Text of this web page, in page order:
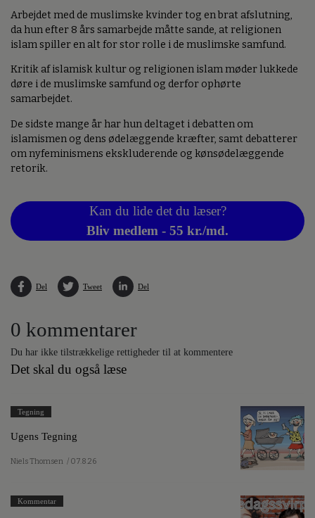
Arbejdet med de muslimske kvinder tog en brat afslutning,
da hun efter 8 års samarbejde måtte sande, at religionen
islam spiller en alt for stor rolle i de muslimske samfund.
Kritik af islamisk kultur og religionen islam møder lukkede
døre i de muslimske samfund og derfor ophørte
samarbejdet.
De sidste mange år har hun deltaget i debatten om
islamismen og dens ødelæggende kræfter, samt debatterer
om nyfeminismens ekskluderende og kønsødelæggende
retorik.
Kan du lide det du læser?
Bliv medlem - 55 kr./md.
Del Tweet Del
0 kommentarer
Du har ikke tilstrækkelige rettigheder til at kommentere
Det skal du også læse
Tegning
Ugens Tegning
Niels Thomsen / 07.8.26
Kommentar